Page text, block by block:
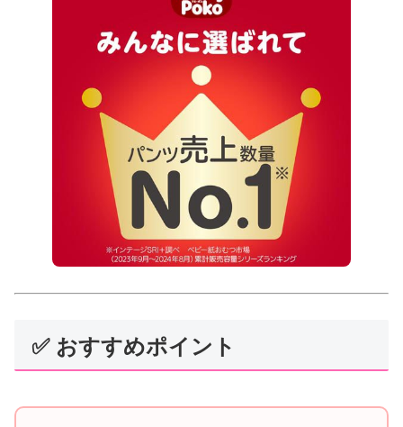
✅ おすすめポイント